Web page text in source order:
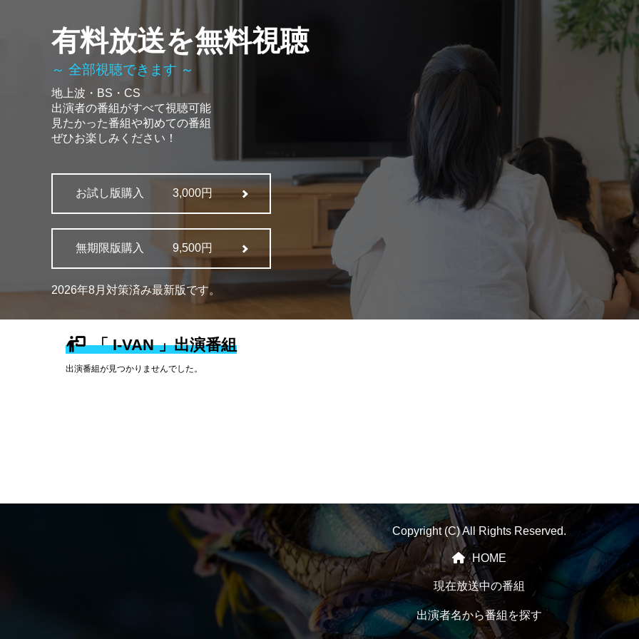
有料放送を無料視聴
～ 全部視聴できます ～
地上波・BS・CS
出演者の番組がすべて視聴可能
見たかった番組や初めての番組
ぜひお楽しみください！
お試し版購入 3,000円
無期限版購入 9,500円
2026年8月対策済み最新版です。
「 I-VAN 」出演番組
出演番組が見つかりませんでした。
Copyright (C) All Rights Reserved.
HOME
現在放送中の番組
出演者名から番組を探す